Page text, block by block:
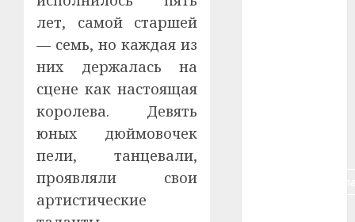
лет, самой старшей
— семь, но каждая из
них держалась на
сцене как настоящая
королева. Девять
юных дюймовочек
пели, танцевали,
проявляли свои
артистические